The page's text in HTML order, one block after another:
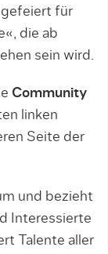
für
die ab
sein wird.
Community
linken
Seite der
und bezieht
Interessierte
Talente aller